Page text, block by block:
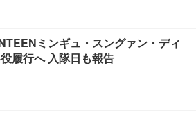
ミンギュ・スングァン・ディ
履行へ 入隊日も報告